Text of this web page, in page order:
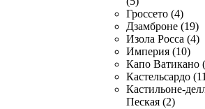
Гроссето (4)
Дзамброне (19)
Изола Росса (4)
Империя (10)
Капо Ватикано
Кастельсардо
Кастильоне-
Пеская (2)